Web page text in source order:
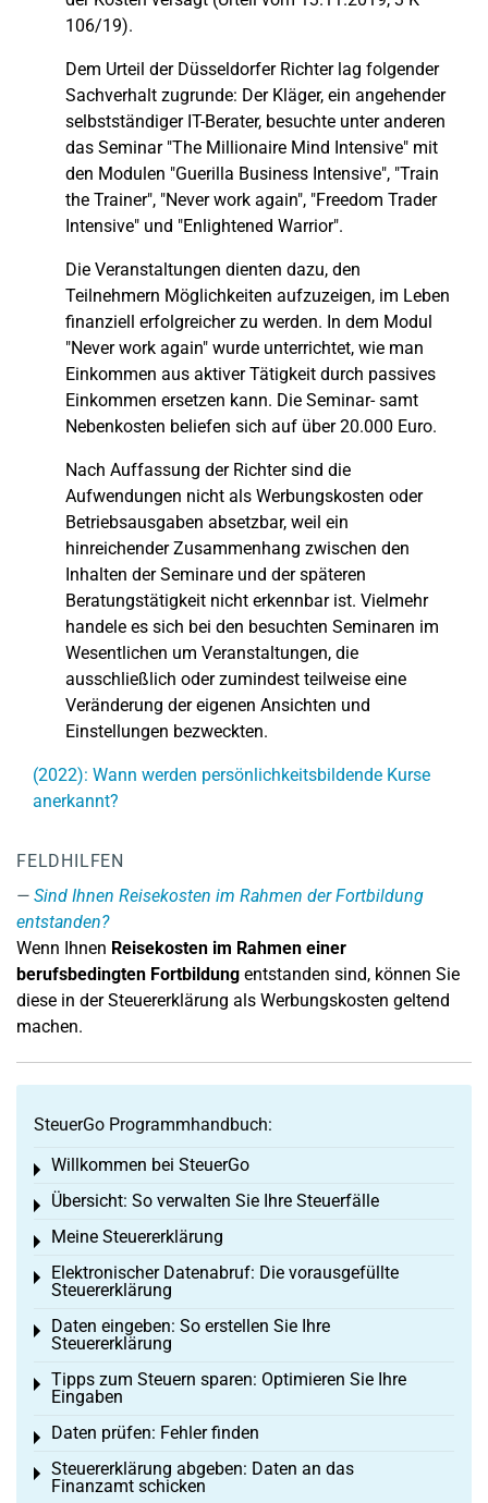
106/19).
Dem Urteil der Düsseldorfer Richter lag folgender
Sachverhalt zugrunde: Der Kläger, ein angehender
selbstständiger IT-Berater, besuchte unter anderen
das Seminar "The Millionaire Mind Intensive" mit
den Modulen "Guerilla Business Intensive", "Train
the Trainer", "Never work again", "Freedom Trader
Intensive" und "Enlightened Warrior".
Die Veranstaltungen dienten dazu, den
Teilnehmern Möglichkeiten aufzuzeigen, im Leben
finanziell erfolgreicher zu werden. In dem Modul
"Never work again" wurde unterrichtet, wie man
Einkommen aus aktiver Tätigkeit durch passives
Einkommen ersetzen kann. Die Seminar- samt
Nebenkosten beliefen sich auf über 20.000 Euro.
Nach Auffassung der Richter sind die
Aufwendungen nicht als Werbungskosten oder
Betriebsausgaben absetzbar, weil ein
hinreichender Zusammenhang zwischen den
Inhalten der Seminare und der späteren
Beratungstätigkeit nicht erkennbar ist. Vielmehr
handele es sich bei den besuchten Seminaren im
Wesentlichen um Veranstaltungen, die
ausschließlich oder zumindest teilweise eine
Veränderung der eigenen Ansichten und
Einstellungen bezweckten.
(2022): Wann werden persönlichkeitsbildende Kurse
anerkannt?
FELDHILFEN
Sind Ihnen Reisekosten im Rahmen der Fortbildung
entstanden?
Wenn Ihnen Reisekosten im Rahmen einer
berufsbedingten Fortbildung entstanden sind, können Sie
diese in der Steuererklärung als Werbungskosten geltend
machen.
SteuerGo Programmhandbuch:
Willkommen bei SteuerGo
Toggle menu
Übersicht: So verwalten Sie Ihre Steuerfälle
Toggle menu
Meine Steuererklärung
Toggle menu
Elektronischer Datenabruf: Die vorausgefüllte
Steuererklärung
Toggle menu
Daten eingeben: So erstellen Sie Ihre
Steuererklärung
Toggle menu
Tipps zum Steuern sparen: Optimieren Sie Ihre
Eingaben
Toggle menu
Daten prüfen: Fehler finden
Toggle menu
Steuererklärung abgeben: Daten an das
Finanzamt schicken
Toggle menu